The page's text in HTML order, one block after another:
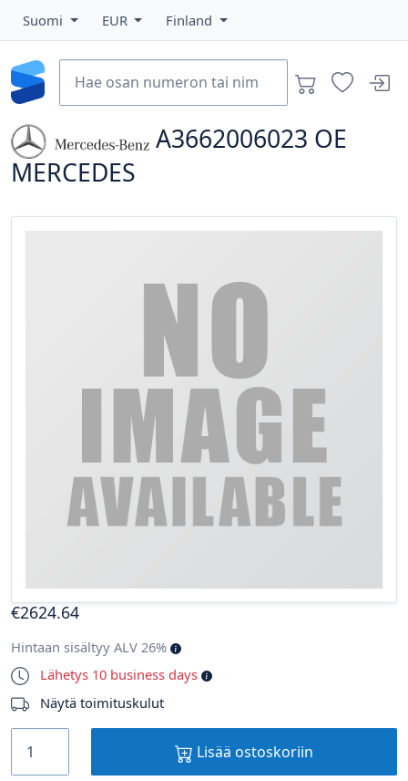
Suomi EUR Finland
A3662006023 OE
MERCEDES
€2624.64
Hintaan sisältyy ALV 26%
Lähetys 10 business days
Näytä toimituskulut
Lisää ostoskoriin